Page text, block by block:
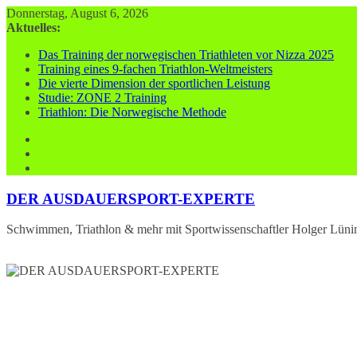
Zum
Inhalt
Donnerstag, August 6, 2026
Aktuelles:
Das Training der norwegischen Triathleten vor Nizza 2025
Training eines 9-fachen Triathlon-Weltmeisters
Die vierte Dimension der sportlichen Leistung
Studie: ZONE 2 Training
Triathlon: Die Norwegische Methode
DER AUSDAUERSPORT-EXPERTE
Schwimmen, Triathlon & mehr mit Sportwissenschaftler Holger